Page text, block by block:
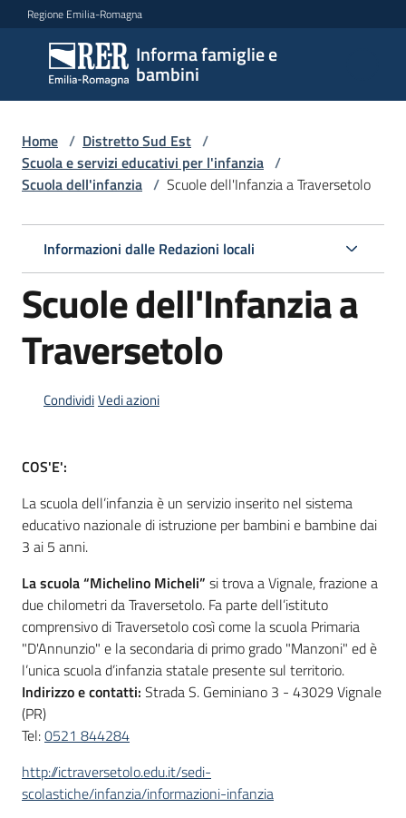
Vai al contenuto
Vai alla navigazione
Vai al footer
Regione Emilia-Romagna
Informa famiglie e
bambini
Informa
famiglie
e
bambini
Centri
famiglie
Informazioni
Newsletter
Home / Distretto Sud Est /
Scuola e servizi educativi per l'infanzia /
Scuola dell'infanzia / Scuole dell'Infanzia a Traversetolo
Informazioni dalle Redazioni locali
Scuole dell'Infanzia a
Traversetolo
CondividiVedi azioni
COS'E':
La scuola dell’infanzia è un servizio inserito nel sistema
educativo nazionale di istruzione per bambini e bambine dai
3 ai 5 anni.
La scuola “Michelino Micheli” si trova a Vignale, frazione a
due chilometri da Traversetolo. Fa parte dell’istituto
comprensivo di Traversetolo così come la scuola Primaria
"D'Annunzio" e la secondaria di primo grado "Manzoni" ed è
l’unica scuola d’infanzia statale presente sul territorio.
Indirizzo e contatti: Strada S. Geminiano 3 - 43029 Vignale
(PR)
Tel:0521 844284
http://ictraversetolo.edu.it/sedi-
scolastiche/infanzia/informazioni-infanzia